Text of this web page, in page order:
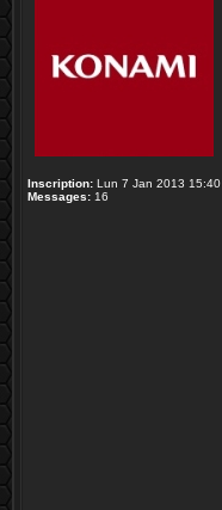
Inscription: Lun 7 Jan 2013 15:40
Messages: 16